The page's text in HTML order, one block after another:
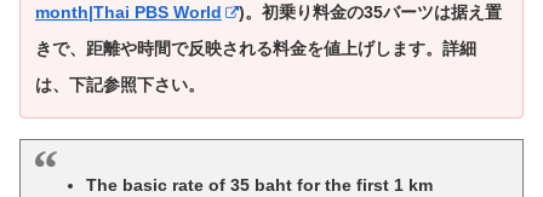
month|Thai PBS World
)。 初乗り料金の35バーツは据え置
きで、距離や時間で反映される料金を値上げします。 詳細
は、下記参照下さい。
The basic rate of 35 baht for the first 1 km